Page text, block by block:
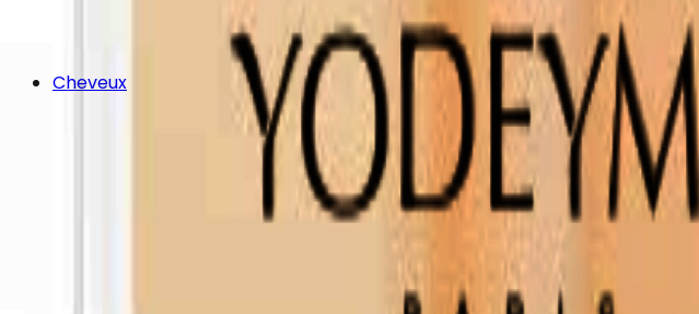
Cheveux